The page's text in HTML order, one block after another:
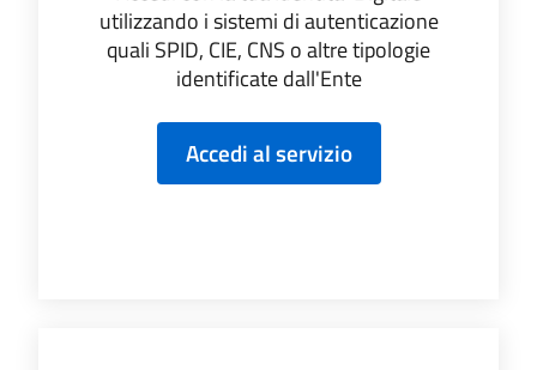
utilizzando i sistemi di autenticazione
quali SPID, CIE, CNS o altre tipologie
identificate dall'Ente